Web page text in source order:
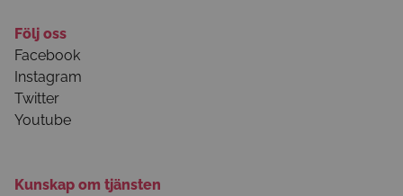
Följ oss
Facebook
Instagram
Twitter
Youtube
Kunskap om tjänsten